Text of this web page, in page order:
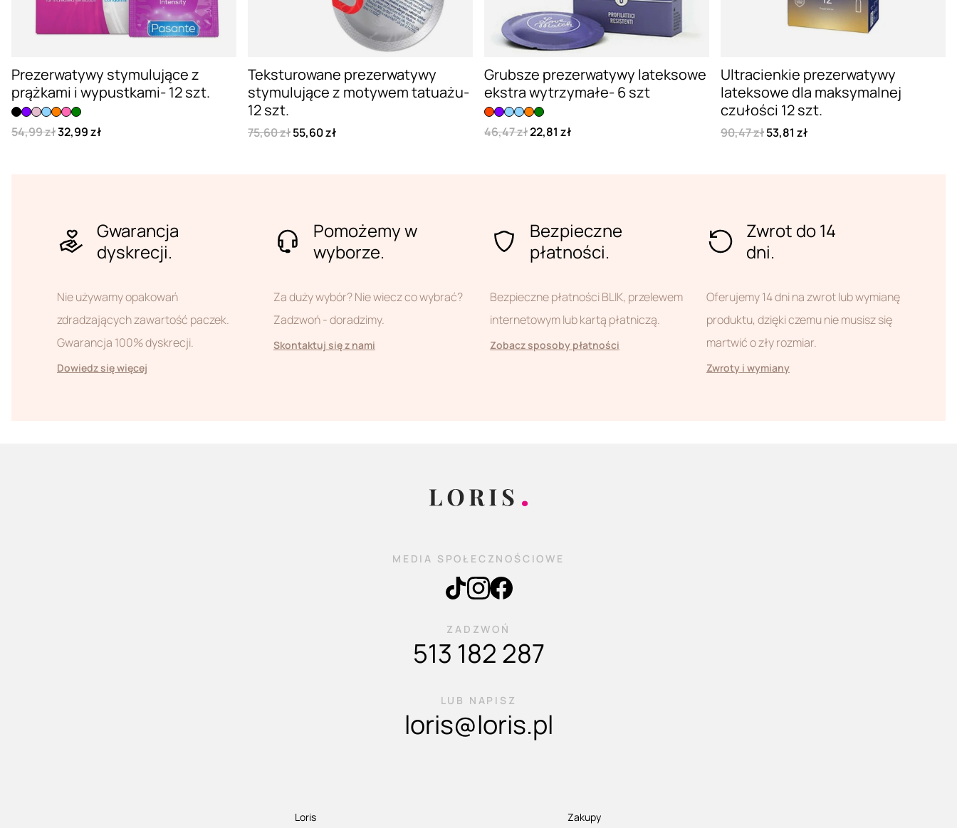
Prezerwatywy stymulujące z
prążkami i wypustkami- 12 szt.
54,99 zł32,99 zł
Teksturowane prezerwatywy
stymulujące z motywem tatuażu-
12 szt.
75,60 zł55,60 zł
Grubsze prezerwatywy lateksowe
ekstra wytrzymałe- 6 szt
46,47 zł22,81 zł
Ultracienkie prezerwatywy
lateksowe dla maksymalnej
czułości 12 szt.
90,47 zł53,81 zł
Gwarancja
dyskrecji.
Nie używamy opakowań
zdradzających zawartość paczek.
Gwarancja 100% dyskrecji.
Dowiedz się więcej
Pomożemy w
wyborze.
Za duży wybór? Nie wiecz co wybrać?
Zadzwoń - doradzimy.
Skontaktuj się z nami
Bezpieczne
płatności.
Bezpieczne płatności BLIK, przelewem
internetowym lub kartą płatniczą.
Zobacz sposoby płatności
Zwrot do 14
dni.
Oferujemy 14 dni na zwrot lub wymianę
produktu, dzięki czemu nie musisz się
martwić o zły rozmiar.
Zwroty i wymiany
MEDIA SPOŁECZNOŚCIOWE
ZADZWOŃ
513 182 287
LUB NAPISZ
loris@loris.pl
Loris Zakupy